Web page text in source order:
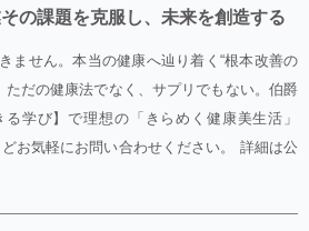
の課題を克服し、未来を創造する
ません。本当の健康へ辿り着く“根本改善の
ただの健康法でなく、サプリでもない。伯爵
学び】で理想の「きらめく健康美生活」
お気軽にお問い合わせください。 詳細は公